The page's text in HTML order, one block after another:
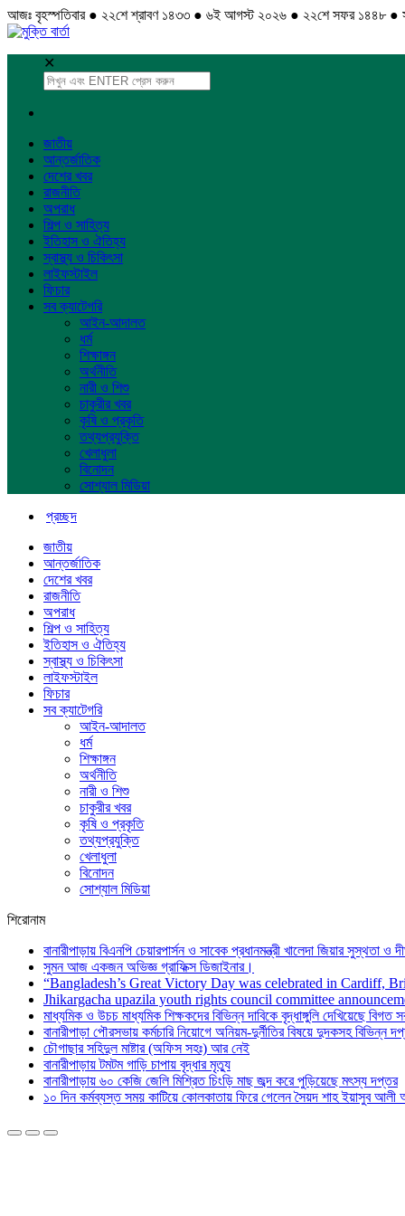
আজঃ বৃহস্পতিবার ● ২২শে শ্রাবণ ১৪৩৩ ● ৬ই আগস্ট ২০২৬ ● ২২শে সফর ১৪৪৮ ●
✕
জাতীয়
আন্তর্জাতিক
দেশের খবর
রাজনীতি
অপরাধ
শিল্প ও সাহিত্য
ইতিহাস ও ঐতিহ্য
স্বাস্থ্য ও চিকিৎসা
লাইফস্টাইল
ফিচার
সব ক্যাটেগরি
আইন-আদালত
ধর্ম
শিক্ষাঙ্গন
অর্থনীতি
নারী ও শিশু
চাকুরীর খবর
কৃষি ও প্রকৃতি
তথ্যপ্রযুক্তি
খেলাধুলা
বিনোদন
সোশ্যাল মিডিয়া
প্রচ্ছদ
জাতীয়
আন্তর্জাতিক
দেশের খবর
রাজনীতি
অপরাধ
শিল্প ও সাহিত্য
ইতিহাস ও ঐতিহ্য
স্বাস্থ্য ও চিকিৎসা
লাইফস্টাইল
ফিচার
সব ক্যাটেগরি
আইন-আদালত
ধর্ম
শিক্ষাঙ্গন
অর্থনীতি
নারী ও শিশু
চাকুরীর খবর
কৃষি ও প্রকৃতি
তথ্যপ্রযুক্তি
খেলাধুলা
বিনোদন
সোশ্যাল মিডিয়া
শিরোনাম
বানারীপাড়ায় বিএনপি চেয়ারপার্সন ও সাবেক প্রধানমন্ত্রী খালেদা জিয়ার সুস্থতা ও
সুমন আজ একজন অভিজ্ঞ গ্রাফিক্স ডিজাইনার।
“Bangladesh’s Great Victory Day was celebrated in Cardiff,
Jhikargacha upazila youth rights council committee
মাধ্যমিক ও উচচ মাধ্যমিক শিক্ষকদের বিভিন্ন দাবিকে বৃদ্ধাঙ্গুলি দেখিয়েছে
বানারীপাড়া পৌরসভায় কর্মচারি নিয়োগে অনিয়ম-দুর্নীতির বিষয়ে দুদকসহ বিভিন্ন
চৌগাছার সহিদুল মাষ্টার (অফিস সহঃ) আর নেই
বানারীপাড়ায় টমটম গাড়ি চাপায় বৃদ্ধার মৃত্যু
বানারীপাড়ায় ৬০ কেজি জেলি মিশ্রিত চিংড়ি মাছ জব্দ করে পুড়িয়েছে মৎস্য দপ্তর
১০ দিন কর্মব্যস্ত সময় কাটিয়ে কোলকাতায় ফিরে গেলেন সৈয়দ শাহ ইয়াসুব আলী